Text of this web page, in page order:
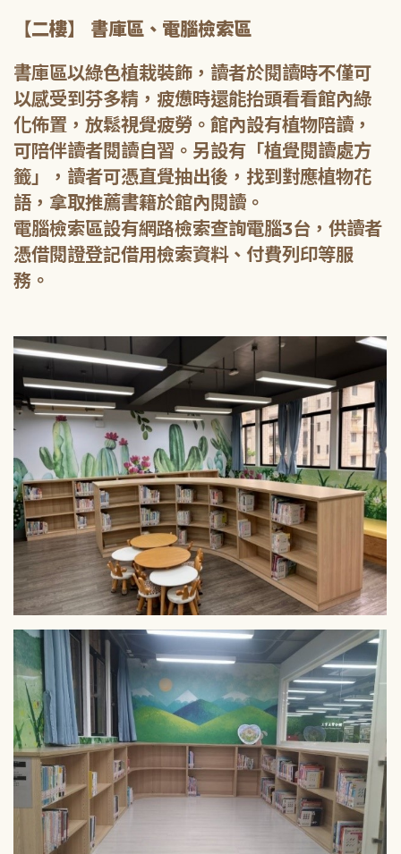
【二樓】 書庫區、電腦檢索區
書庫區以綠色植栽裝飾，讀者於閱讀時不僅可
以感受到芬多精，疲憊時還能抬頭看看館內綠
化佈置，放鬆視覺疲勞。館內設有植物陪讀，
可陪伴讀者閱讀自習。另設有「植覺閱讀處方
籤」，讀者可憑直覺抽出後，找到對應植物花
語，拿取推薦書籍於館內閱讀。
電腦檢索區設有網路檢索查詢電腦3台，供讀者
憑借閱證登記借用檢索資料、付費列印等服
務。